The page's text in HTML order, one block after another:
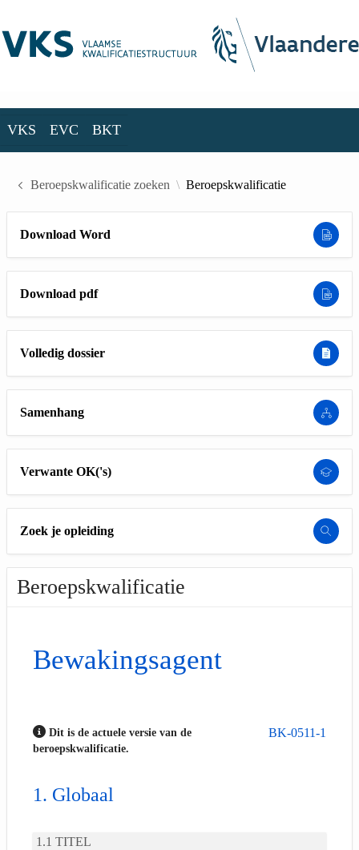
VKS EVC BKT
Beroepskwalificatie zoeken Beroepskwalificatie
Download Word
Download pdf
Volledig dossier
Samenhang
Verwante OK('s)
Zoek je opleiding
Beroepskwalificatie
Bewakingsagent
BK-0511-1
Dit is de actuele versie van de
beroepskwalificatie.
Globaal
TITEL